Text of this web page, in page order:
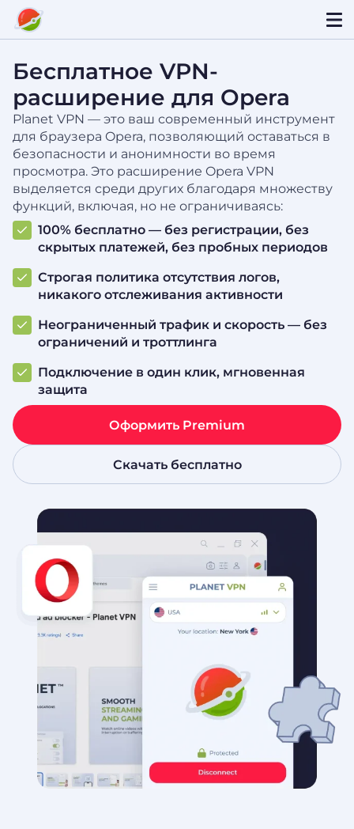
Бесплатное VPN-
расширение для Opera
Planet VPN — это ваш современный инструмент
для браузера Opera, позволяющий оставаться в
безопасности и анонимности во время
просмотра. Это расширение Opera VPN
выделяется среди других благодаря множеству
функций, включая, но не ограничиваясь:
100% бесплатно — без регистрации, без
скрытых платежей, без пробных периодов
Строгая политика отсутствия логов,
никакого отслеживания активности
Неограниченный трафик и скорость — без
ограничений и троттлинга
Подключение в один клик, мгновенная
защита
Оформить Premium
Скачать бесплатно